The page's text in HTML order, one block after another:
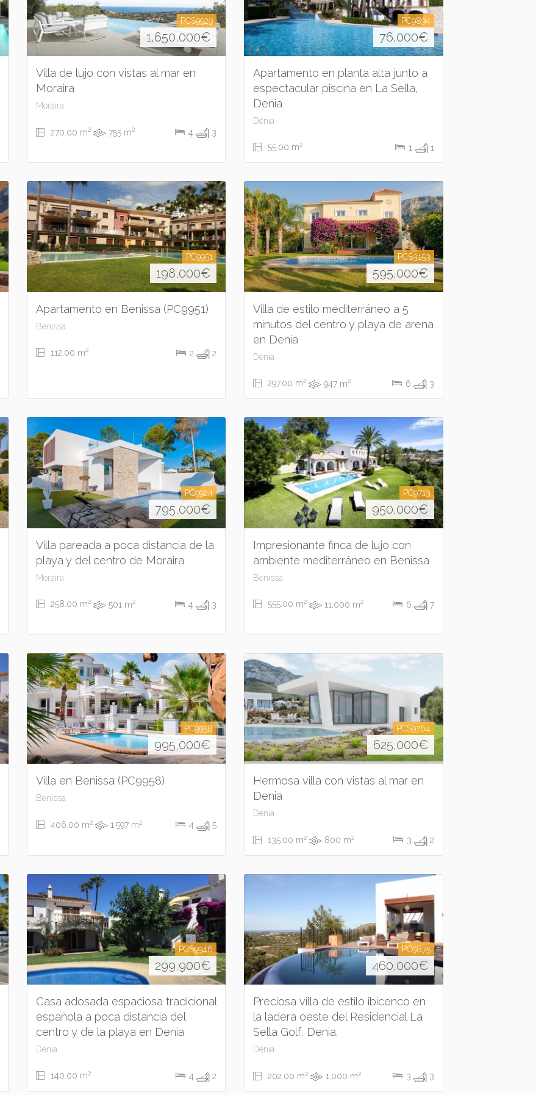
PCS9929
1,650,000€
Villa de lujo con vistas al mar en
Moraira
Moraira
270.00 m2 755 m2 4 3
PC9894
76,000€
Apartamento en planta alta junto a
espectacular piscina en La Sella,
Denia
Dénia
55.00 m2 1 1
PC9951
198,000€
Apartamento en Benissa (PC9951)
Benissa
112.00 m2 2 2
PCS3153
595,000€
Villa de estilo mediterráneo a 5
minutos del centro y playa de arena
en Denia
Dénia
297.00 m2 947 m2 6 3
PC9924
795,000€
Villa pareada a poca distancia de la
playa y del centro de Moraira
Moraira
258.00 m2 501 m2 4 3
PC9713
950,000€
Impresionante finca de lujo con
ambiente mediterráneo en Benissa
Benissa
555.00 m2 11,000 m2 6 7
PC9958
995,000€
Villa en Benissa (PC9958)
Benissa
406.00 m2 1,597 m2 4 5
PCS9764
625,000€
Hermosa villa con vistas al mar en
Denia
Dénia
135.00 m2 800 m2 3 2
PCS9946
299,900€
Casa adosada espaciosa tradicional
española a poca distancia del
centro y de la playa en Denia
Dénia
140.00 m2 4 2
PC9875
460,000€
Preciosa villa de estilo ibicenco en
la ladera oeste del Residencial La
Sella Golf, Denia.
Dénia
202.00 m2 1,000 m2 3 3